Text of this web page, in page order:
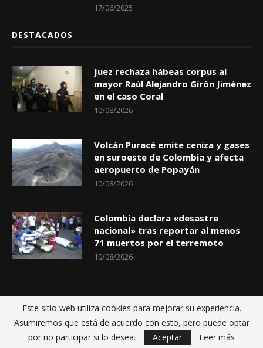
17/06/2025
DESTACADOS
Juez rechaza hábeas corpus al
mayor Raúl Alejandro Girón Jiménez
en el caso Coral
10/08/2026
Volcán Puracé emite ceniza y gases
en suroeste de Colombia y afecta
aeropuerto de Popayán
10/08/2026
Colombia declara «desastre
nacional» tras reportar al menos
71 muertos por el terremoto
10/08/2026
Inicio Políticas de privacidad Sobre nosotros Contactos
@2021 - BellerDigital.net fue construida porMultiServicios Helena
Este sitio web utiliza cookies para mejorar su experiencia.
Asumiremos que está de acuerdo con esto, pero puede optar
por no participar si lo desea.
Aceptar Leer más